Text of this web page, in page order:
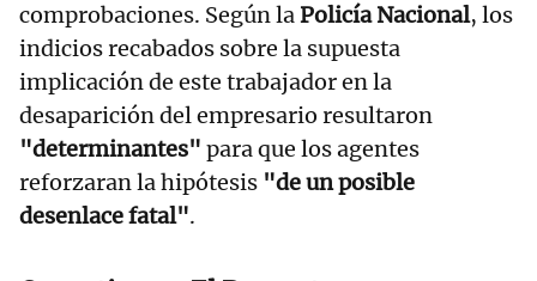
comprobaciones. Según laPolicía Nacional, los
indicios recabados sobre la supuesta
implicación de este trabajador en la
desaparición del empresario resultaron
"determinantes" para que los agentes
reforzaran la hipótesis "de un posible
desenlace fatal".